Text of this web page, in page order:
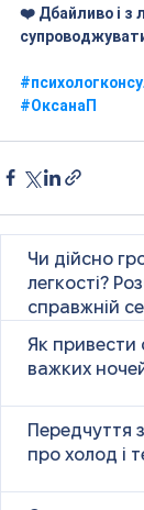
❤️ Дбайливо і з
#ОксанаП
Чи дійсно
легкості?
справжній
Як привести
важких
Передчуття
про холод і